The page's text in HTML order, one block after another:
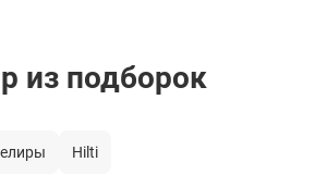
из подборок
Hilti